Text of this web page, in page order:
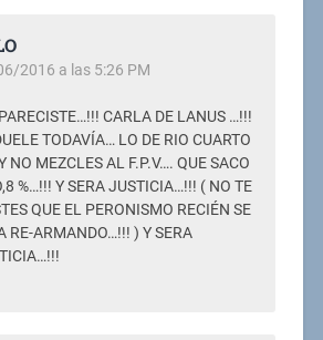
2016 a las 5:26 PM
CARLA DE LANUS …!!!
TODAVÍA… LO DE RIO CUARTO
NO MEZCLES AL F.P.V…. QUE SACO
%…!!! Y SERA JUSTICIA…!!! ( NO TE
QUE EL PERONISMO RECIÉN SE
RE-ARMANDO…!!! ) Y SERA